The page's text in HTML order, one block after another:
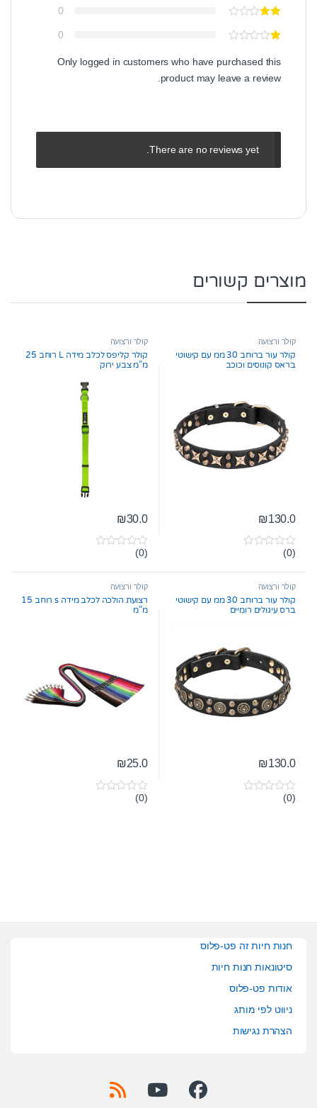
0
0
Only logged in customers who have purchased this
product may leave a review.
There are no reviews yet.
מוצרים קשורים
קולר ורצועה
קולר עור ברוחב 30 ממ עם קישוטי
בראס קונוסים וכוכב
₪130.0
0
t
f
5
(0)
קולר ורצועה
קולר קליפס לכלב מידה L רוחב 25
מ”מ צבע ירוק
₪30.0
0
t
f
5
(0)
קולר ורצועה
קולר עור ברוחב 30 ממ עם קישוטי
ברס עיגולים רומיים
₪130.0
0(0)
קולר ורצועה
רצועת הולכה לכלב מידה s רוחב 15
מ”מ
₪25.0
0(0)
חנות חיות זה פט-פלוס
סיטונאות חנות חיות
אודות פט-פלוס
ניווט לפי מותג
הצהרת נגישות